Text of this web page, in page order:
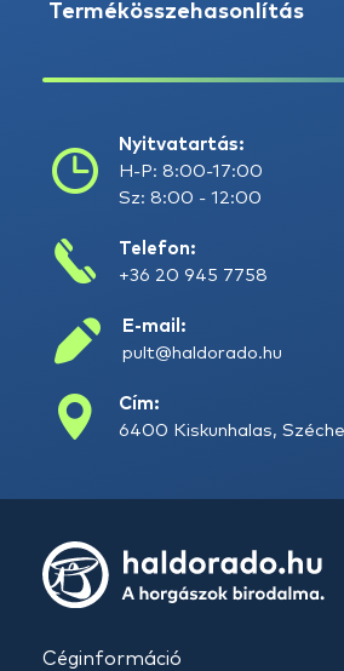
Termékösszehasonlítás
Nyitvatartás:
H-P: 8:00-17:00
Sz: 8:00 - 12:00
Telefon:
+36 20 945 7758
E-mail:
pult@haldorado.hu
Cím:
6400 Kiskunhalas,
Céginformáció